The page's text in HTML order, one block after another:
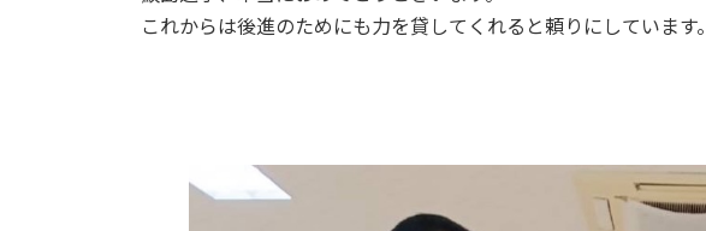
これからは後進のためにも力を貸してくれると頼りにしています。